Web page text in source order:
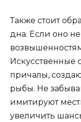
Также стоит
дна. Если оно
Искусственные
причалы,
рыбы. Не
имитируют
увеличить